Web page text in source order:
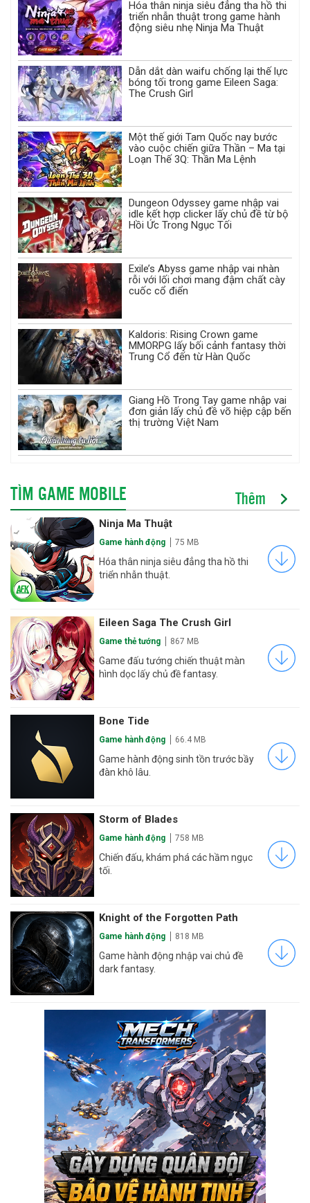
Hóa thân ninja siêu đẳng tha hồ thi
triển nhẫn thuật trong game hành
động siêu nhẹ Ninja Ma Thuật
Dẫn dắt dàn waifu chống lại thế lực
bóng tối trong game Eileen Saga:
The Crush Girl
Một thế giới Tam Quốc nay bước
vào cuộc chiến giữa Thần – Ma tại
Loạn Thế 3Q: Thần Ma Lệnh
Dungeon Odyssey game nhập vai
idle kết hợp clicker lấy chủ đề từ bộ
Hồi Ức Trong Ngục Tối
Exile’s Abyss game nhập vai nhàn
rỗi với lối chơi mang đậm chất cày
cuốc cổ điển
Kaldoris: Rising Crown game
MMORPG lấy bối cảnh fantasy thời
Trung Cổ đến từ Hàn Quốc
Giang Hồ Trong Tay game nhập vai
đơn giản lấy chủ đề võ hiệp cập bến
thị trường Việt Nam
TÌM GAME MOBILE Thêm
Ninja Ma Thuật
Game hành động 75 MB
Hóa thân ninja siêu đẳng tha hồ thi
triển nhẫn thuật.
Eileen Saga The Crush Girl
Game thẻ tướng 867 MB
Game đấu tướng chiến thuật màn
hình dọc lấy chủ đề fantasy.
Bone Tide
Game hành động 66.4 MB
Game hành động sinh tồn trước bầy
đàn khô lâu.
Storm of Blades
Game hành động 758 MB
Chiến đấu, khám phá các hầm ngục
tối.
Knight of the Forgotten Path
Game hành động 818 MB
Game hành động nhập vai chủ đề
dark fantasy.